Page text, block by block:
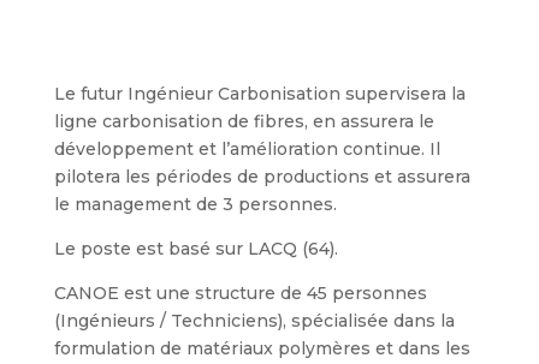
Le futur Ingénieur Carbonisation supervisera la
ligne carbonisation de fibres, en assurera le
développement et l’amélioration continue. Il
pilotera les périodes de productions et assurera
le management de 3 personnes.
Le poste est basé sur LACQ (64).
CANOE est une structure de 45 personnes
(Ingénieurs / Techniciens), spécialisée dans la
formulation de matériaux polymères et dans les